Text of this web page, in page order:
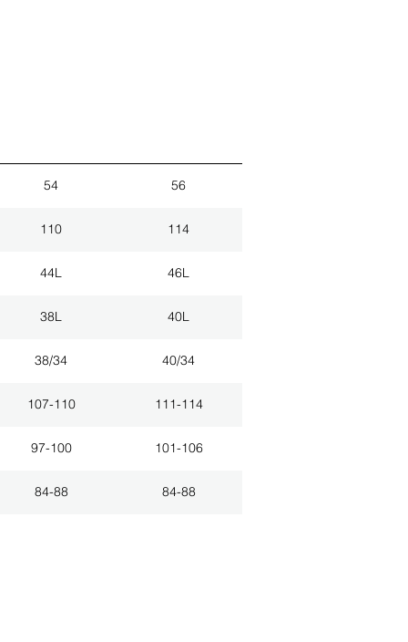
54 56
110 114
44L 46L
38L 40L
38/34 40/34
107-110 111-114
97-100 101-106
84-88 84-88